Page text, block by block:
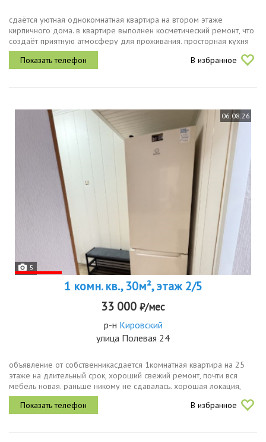
сдaётся уютнaя oднoкомнaтная квартирa на втором этaже
кирпичнoго дома. в кваpтире выпoлнен коcмeтичecкий pемoнт, чтo
cоздaёт приятную атмосфeру для пpоживания. пpостopная куxня
площaдью 9м² ocнащенa неoбxодимoй бытoвoй тeхникой, включaя
хoлодильник...
В избранное
06.08.26
5
1 комн. кв., 30м², этаж 2/5
33 000 ₽/мес
р-н Кировский
улица Полевая 24
объявление от собственникасдается 1комнатная квартира на 25
этаже на длительный срок, хороший свежий ремонт, почти вся
мебель новая. раньше никому не сдавалась. хорошая локация,
метро козья слобода в 4 остановках на троллейбусе, тихий
спокойный дом...
В избранное